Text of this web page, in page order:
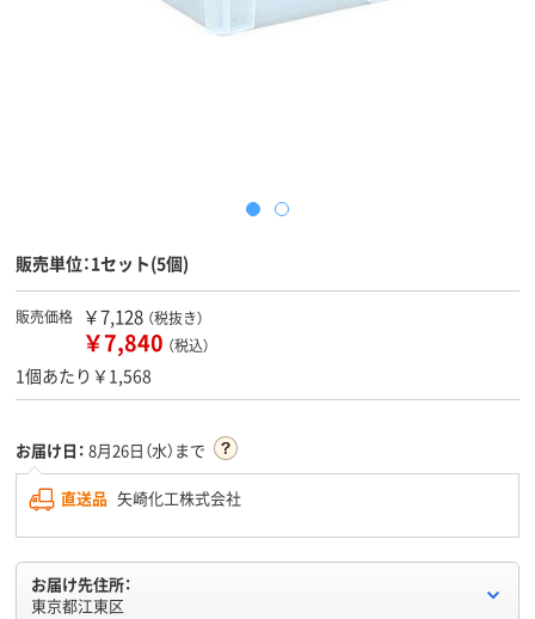
販売単位：1セット(5個)
販売価格 ￥7,128 （税抜き）
￥7,840 （税込）
1個あたり￥1,568
お届け日： 8月26日（水）まで
直送品 矢崎化工株式会社
お届け先住所：
東京都江東区